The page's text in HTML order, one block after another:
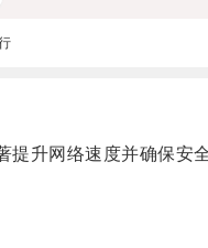
升网络速度并确保安